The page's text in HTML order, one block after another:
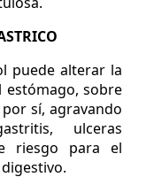
puede alterar la
estómago, sobre
sí, agravando
ulceras
riesgo para el